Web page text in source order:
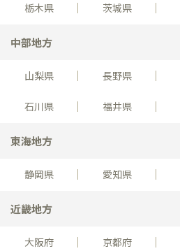
栃木県 茨城県
中部地方
山梨県 長野県
石川県 福井県
東海地方
静岡県 愛知県
近畿地方
大阪府 京都府